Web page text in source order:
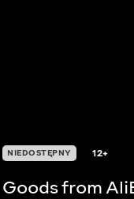
NIEDOSTĘPNY 12+
Goods from